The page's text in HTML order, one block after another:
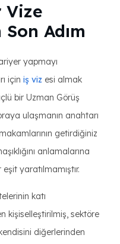
Vize
Adım
yapmayı
için iş viz esi almak
bir Uzman Görüş
ulaşmanın anahtarı
getirdiğiniz
anlamalarına
yaratılmamıştır.
katı
kişiselleştirilmiş, sektöre
diğerlerinden